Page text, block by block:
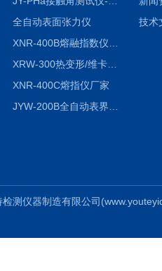
全自动表面张力仪
XRW-300热变形/维卡软化点温度测定仪
XNR-400C熔指仪厂家
技术
检测仪器制造有限公司